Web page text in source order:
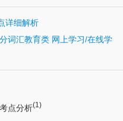
详细解析
词汇教育类 网上学习/在线学
点分析(1)